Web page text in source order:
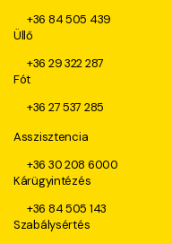
+36 84 505 439
Üllő
+36 29 322 287
Fót
+36 27 537 285
Asszisztencia
+36 30 208 6000
Kárügyintézés
+36 84 505 143
Szabálysértés